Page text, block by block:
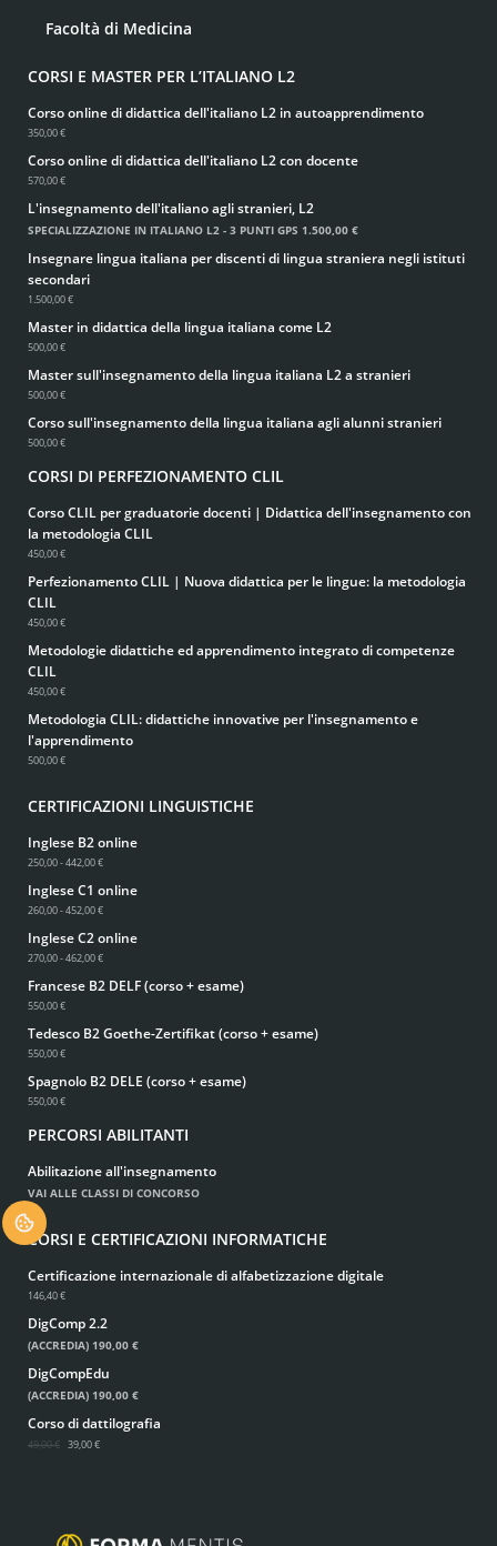
Facoltà di Medicina
CORSI E MASTER PER L’ITALIANO L2
Corso online di didattica dell'italiano L2 in autoapprendimento
350,00 €
Corso online di didattica dell'italiano L2 con docente
570,00 €
L'insegnamento dell'italiano agli stranieri, L2
SPECIALIZZAZIONE IN ITALIANO L2 - 3 PUNTI GPS 1.500,00 €
Insegnare lingua italiana per discenti di lingua straniera negli istituti
secondari
1.500,00 €
Master in didattica della lingua italiana come L2
500,00 €
Master sull'insegnamento della lingua italiana L2 a stranieri
500,00 €
Corso sull'insegnamento della lingua italiana agli alunni stranieri
500,00 €
CORSI DI PERFEZIONAMENTO CLIL
Corso CLIL per graduatorie docenti | Didattica dell'insegnamento con
la metodologia CLIL
450,00 €
Perfezionamento CLIL | Nuova didattica per le lingue: la metodologia
CLIL
450,00 €
Metodologie didattiche ed apprendimento integrato di competenze
CLIL
450,00 €
Metodologia CLIL: didattiche innovative per l'insegnamento e
l'apprendimento
500,00 €
CERTIFICAZIONI LINGUISTICHE
Inglese B2 online
250,00 - 442,00 €
Inglese C1 online
260,00 - 452,00 €
Inglese C2 online
270,00 - 462,00 €
Francese B2 DELF (corso + esame)
550,00 €
Tedesco B2 Goethe-Zertifikat (corso + esame)
550,00 €
Spagnolo B2 DELE (corso + esame)
550,00 €
PERCORSI ABILITANTI
Abilitazione all'insegnamento
VAI ALLE CLASSI DI CONCORSO
CORSI E CERTIFICAZIONI INFORMATICHE
Certificazione internazionale di alfabetizzazione digitale
146,40 €
DigComp 2.2
(ACCREDIA) 190,00 €
DigCompEdu
(ACCREDIA) 190,00 €
Corso di dattilografia
49,00 € 39,00 €
.